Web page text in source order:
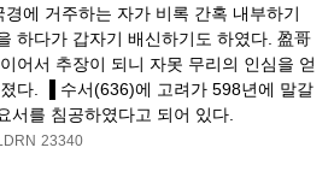
경에 거주하는 자가 비록 간혹 내부하기
하다가 갑자기 배신하기도 하였다. 盈哥
어서 추장이 되니 자못 무리의 인심을 얻
다. ▐ 수서(636)에 고려가 598년에 말갈
서를 침공하였다고 되어 있다.
23340